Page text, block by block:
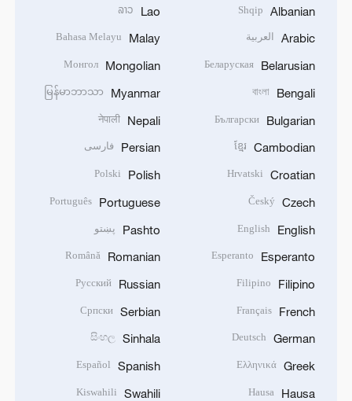
Albanian
Shqip
Arabic العربية
Belarusian
Беларуская
Bengali
বাংলা
Bulgarian
Български
Cambodian
ខ្មែរ
Croatian
Hrvatski
Czech
Český
English
English
Esperanto
Esperanto
Filipino
Filipino
French
Français
German
Deutsch
Greek
Ελληνικά
Hausa
Hausa
Lao
ລາວ
Malay
Bahasa Melayu
Mongolian
Монгол
Myanmar
မြန်မာဘာသာ
Nepali
नेपाली
Persian فارسی
Polish
Polski
Portuguese
Português
Pashto پښتو
Romanian
Română
Russian
Русский
Serbian
Српски
Sinhala
සිංහල
Spanish
Español
Swahili
Kiswahili